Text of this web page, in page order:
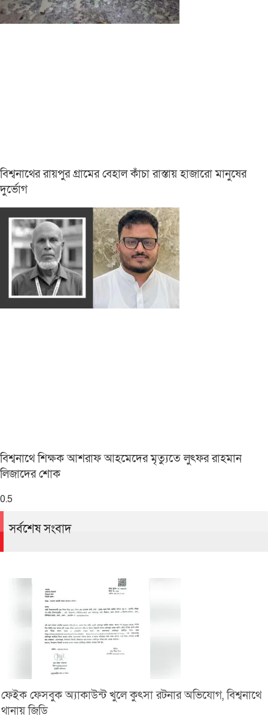
বিশ্বনাথের রায়পুর গ্রামের বেহাল কাঁচা রাস্তায় হাজারো মানুষের
দুর্ভোগ
বিশ্বনাথে শিক্ষক আশরাফ আহমেদের মৃত্যুতে লুৎফর রাহমান
লিজাদের শোক
সর্বশেষ সংবাদ
ফেইক ফেসবুক অ্যাকাউন্ট খুলে কুৎসা রটনার অভিযোগ, বিশ্বনাথে
থানায় জিডি